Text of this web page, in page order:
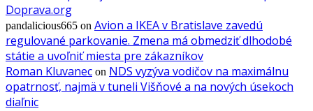
Doprava.org
pandalicious665 on Avion a IKEA v Bratislave zavedú
regulované parkovanie. Zmena má obmedziť dlhodobé
státie a uvoľniť miesta pre zákazníkov
Roman Kluvanec on NDS vyzýva vodičov na maximálnu
opatrnosť, najmä v tuneli Višňové a na nových úsekoch
diaľnic